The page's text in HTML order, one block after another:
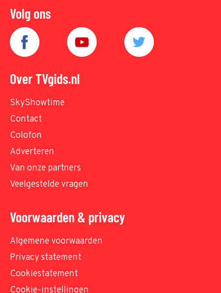
Volg ons
Over TVgids.nl
SkyShowtime
Contact
Colofon
Adverteren
Van onze partners
Veelgestelde vragen
Voorwaarden & privacy
Algemene voorwaarden
Privacy statement
Cookiestatement
Cookie-instellingen